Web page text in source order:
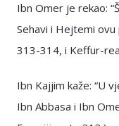
Ibn Omer je rekao:
Sehavi i Hejtemi
313-314, i Keffur-
Ibn Kajjim kaže: “U
Ibn Abbasa i Ibn